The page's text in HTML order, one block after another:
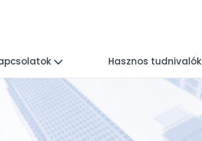
Hasznos tudnivalók